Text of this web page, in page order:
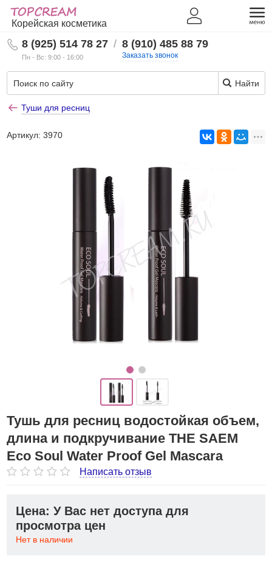
Корейская косметика
8 (925) 514 78 27
Пн - Вс: 9:00 - 16:00
/ 8 (910) 485 88 79
Заказать звонок
Найти
Туши для ресниц
Артикул:3970
Тушь для ресниц водостойкая объем,
длина и подкручивание THE SAEM
Eco Soul Water Proof Gel Mascara
Написать отзыв
Цена: У Вас нет доступа для
просмотра цен
Нет в наличии